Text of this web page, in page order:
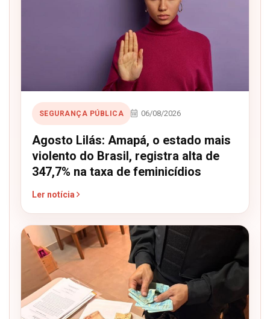
SEGURANÇA PÚBLICA 06/08/2026
Agosto Lilás: Amapá, o estado mais
violento do Brasil, registra alta de
347,7% na taxa de feminicídios
Ler notícia